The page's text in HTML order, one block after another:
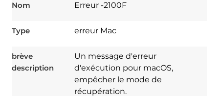
Nom Erreur -2100F
Type erreur Mac
brève
description
Un message d'erreur
d'exécution pour macOS,
empêcher le mode de
récupération.